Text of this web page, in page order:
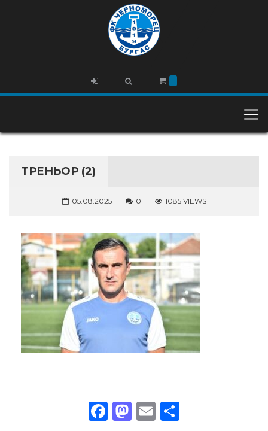
ТРЕНЬОР (2)
05.08.2025 0 1085 VIEWS
Facebook
Mastodon
Email